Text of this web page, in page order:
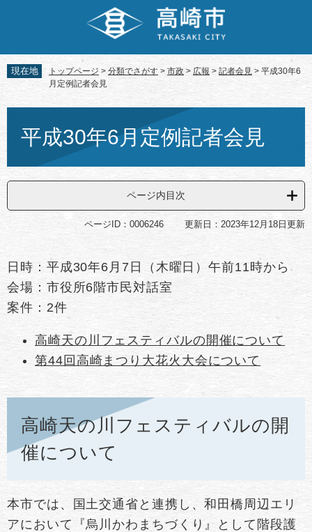
先
頭
す。
を
飛
し
へ
現在地 トップページ > 分類でさがす > 市政 > 広報 > 記者会見 > 平成30年6
月定例記者会見
平成30年6月定例記者会見
ページ内目次
ページID：0006246 更新日：2023年12月18日更新
日時：平成30年6月7日（木曜日）午前11時から
会場：市役所6階市民対話室
案件：2件
高崎天の川フェスティバルの開催について
第44回高崎まつり大花火大会について
高崎天の川フェスティバルの開
催について
本市では、国土交通省と連携し、和田橋周辺エリ
アにおいて『烏川かわまちづくり』として階段護